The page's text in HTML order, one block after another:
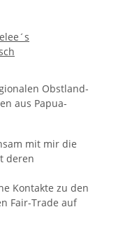
Obstland-
aus Papua-
mit mir die
deren
Kontakte zu den
Fair-Trade auf